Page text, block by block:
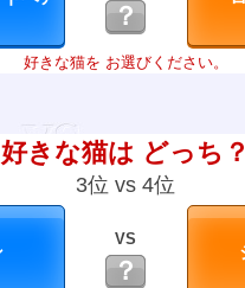
？
好きな猫を お選びください。
好きな猫は どっち？
3位 vs 4位
VS
？